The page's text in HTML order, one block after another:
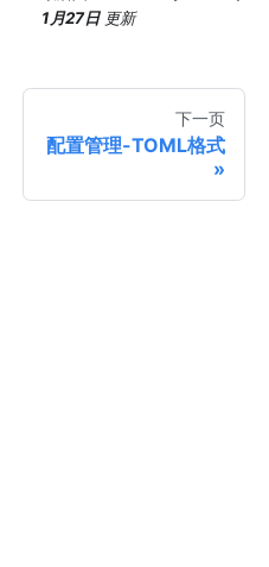
1月27日 更新
下一页
配置管理-TOML格式